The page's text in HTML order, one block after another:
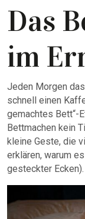
Das
im
Jeden Morgen
schnell einen
gemachtes Bett“-
Bettmachen kein
kleine Geste, die
erklären, warum
gesteckter Ecken).